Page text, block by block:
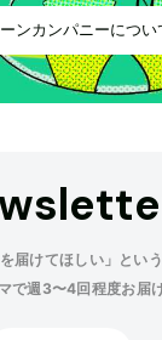
ンカンパニーについ
届けてほしい」とい
で週3〜4回程度お届